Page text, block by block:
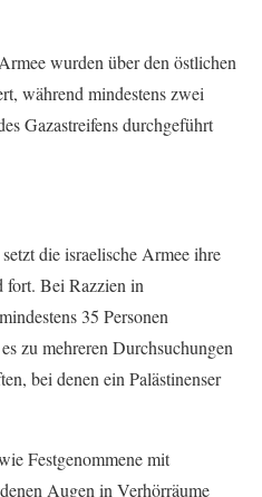
wurden über den östlichen
während mindestens zwei
Gazastreifens durchgeführt
die israelische Armee ihre
fort. Bei Razzien in
35 Personen
zu mehreren Durchsuchungen
bei denen ein Palästinenser
Festgenommene mit
Augen in Verhörräume